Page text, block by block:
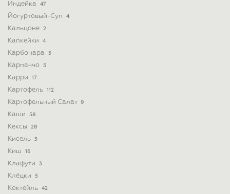
Индейка 47
Йогуртовый-Суп 4
Кальцоне 2
Капкейки 4
Карбонара 5
Карпаччо 5
Карри 17
Картофель 112
Картофельный Салат 9
Каши 58
Кексы 28
Кисель 3
Киш 16
Клафути 3
Клёцки 5
Коктейль 42